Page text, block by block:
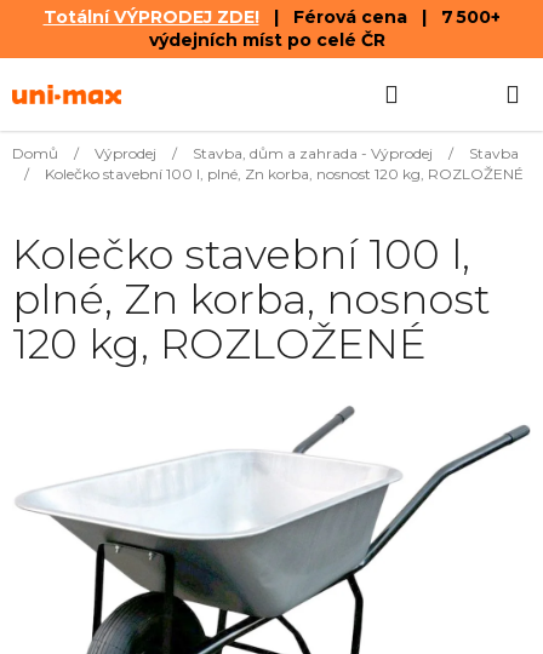
Totální VÝPRODEJ ZDE!| Férová cena | 7 500+
výdejních míst po celé ČR
na
KOŠÍK
Domů / Výprodej / Stavba, dům a zahrada - Výprodej /
Stavba
/
Kolečko stavební 100 l, plné, Zn korba, nosnost 120 kg, ROZLOŽENÉ
Kolečko stavební 100 l,
plné, Zn korba, nosnost
120 kg, ROZLOŽENÉ